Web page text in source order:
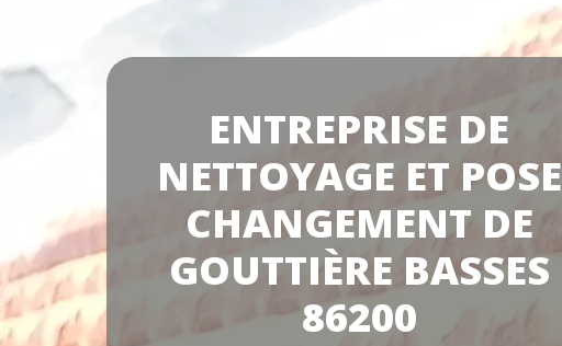
ENTREPRISE DE
NETTOYAGE ET POSE
CHANGEMENT DE
GOUTTIÈRE BASSES
86200